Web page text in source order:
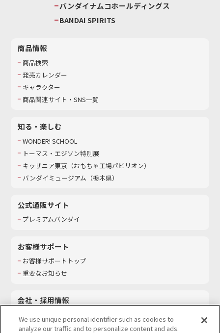
バンダイナムコホールディングス
BANDAI SPIRITS
商品情報
商品検索
発売カレンダー
キャラクター
商品関連サイト・SNS一覧
知る・楽しむ
WONDER! SCHOOL
トーマス・エジソン特別展
キッザニア東京（おもちゃ工場パビリオン）​
バンダイミュージアム（栃木県）
公式通販サイト
プレミアムバンダイ
お客様サポート
お客様サポートトップ
重要なお知らせ
会社・採用情報
採用情報
We use unique personal identifier such as cookies to
analyze our traffic and to personalize content and ads.